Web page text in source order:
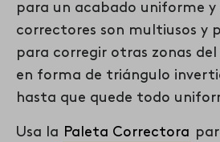
para un acabado uniforme
correctores son multiusos y
para corregir otras zonas
en forma de triángulo
hasta que quede todo
Usa la Paleta Correctora